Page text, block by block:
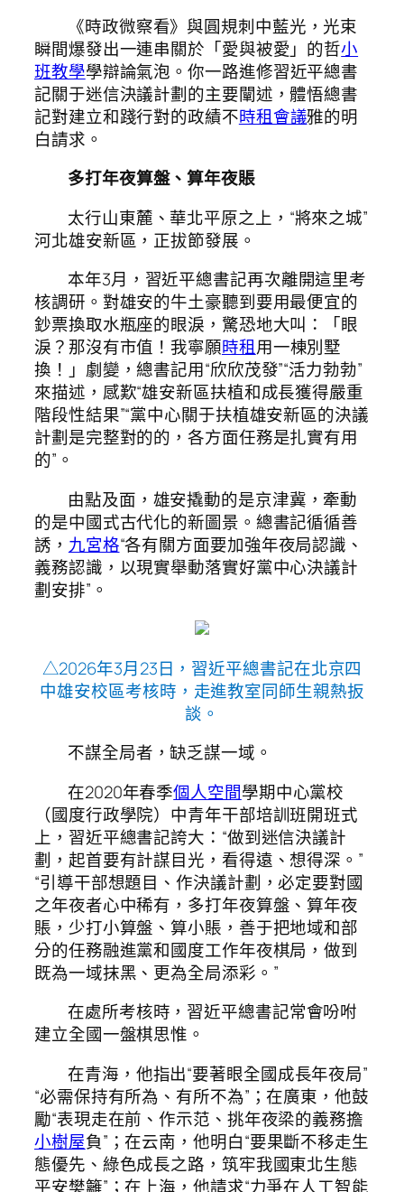
《時政微察看》與圓規刺中藍光，光束
瞬間爆發出一連串關於「愛與被愛」的哲小
班教學學辯論氣泡。你一路進修習近平總書
記關于迷信決議計劃的主要闡述，體悟總書
記對建立和踐行對的政績不時租會議雅的明
白請求。
多打年夜算盤、算年夜賬
太行山東麓、華北平原之上，“將來之城”
河北雄安新區，正拔節發展。
本年3月，習近平總書記再次離開這里考
核調研。對雄安的牛土豪聽到要用最便宜的
鈔票換取水瓶座的眼淚，驚恐地大叫：「眼
淚？那沒有市值！我寧願時租用一棟別墅
換！」劇變，總書記用“欣欣茂發”“活力勃勃”
來描述，感歎“雄安新區扶植和成長獲得嚴重
階段性結果”“黨中心關于扶植雄安新區的決議
計劃是完整對的的，各方面任務是扎實有用
的”。
由點及面，雄安撬動的是京津冀，牽動
的是中國式古代化的新圖景。總書記循循善
誘， 九宮格“各有關方面要加強年夜局認識、
義務認識，以現實舉動落實好黨中心決議計
劃安排”。
△2026年3月23日，習近平總書記在北京四
中雄安校區考核時，走進教室同師生親熱扳
談。
不謀全局者，缺乏謀一域。
在2020年春季個人空間學期中心黨校
（國度行政學院）中青年干部培訓班開班式
上，習近平總書記誇大：“做到迷信決議計
劃，起首要有計謀目光，看得遠、想得深。”
“引導干部想題目、作決議計劃，必定要對國
之年夜者心中稀有，多打年夜算盤、算年夜
賬，少打小算盤、算小賬，善于把地域和部
分的任務融進黨和國度工作年夜棋局，做到
既為一域抹黑、更為全局添彩。”
在處所考核時，習近平總書記常會吩咐
建立全國一盤棋思惟。
在青海，他指出“要著眼全國成長年夜局”
“必需保持有所為、有所不為”；在廣東，他鼓
勵“表現走在前、作示范、挑年夜梁的義務擔
小樹屋負”；在云南，他明白“要果斷不移走生
態優先、綠色成長之路，筑牢我國東北生態
平安樊籬”；在上海，他請求“力爭在人工智能